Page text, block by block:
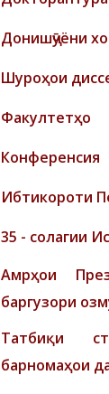
Донишҷӯёни
Шyроҳои
Факултетҳо
Конференсия
Ибтикороти
35 - солагии
Амрҳои
баргузори
Татбиқи
барномаҳои